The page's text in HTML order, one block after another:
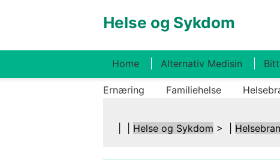
Helse og Sykdom
Home Alternativ Medisin
Ernæring Familiehelse
Helse og Sykdom > |